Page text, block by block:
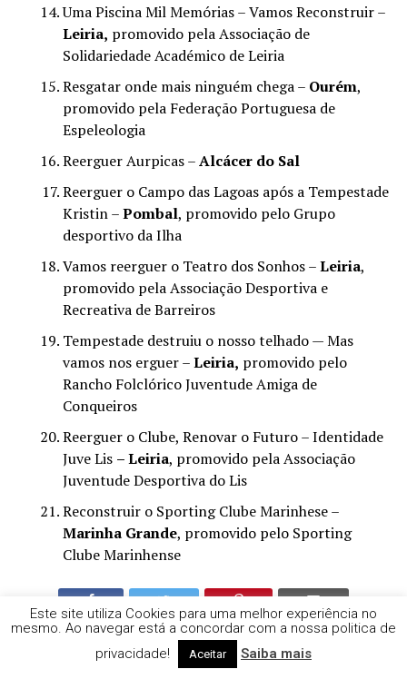
Uma Piscina Mil Memórias – Vamos Reconstruir –
Leiria, promovido pela Associação de
Solidariedade Académico de Leiria
Resgatar onde mais ninguém chega – Ourém,
promovido pela Federação Portuguesa de
Espeleologia
Reerguer Aurpicas –Alcácer do Sal
Reerguer o Campo das Lagoas após a Tempestade
Kristin –Pombal, promovido pelo Grupo
desportivo da Ilha
Vamos reerguer o Teatro dos Sonhos –Leiria,
promovido pela Associação Desportiva e
Recreativa de Barreiros
Tempestade destruiu o nosso telhado — Mas
vamos nos erguer –Leiria, promovido pelo
Rancho Folclórico Juventude Amiga de
Conqueiros
Reerguer o Clube, Renovar o Futuro – Identidade
Juve Lis – Leiria, promovido pela Associação
Juventude Desportiva do Lis
Reconstruir o Sporting Clube Marinhese –
Marinha Grande, promovido pelo Sporting
Clube Marinhense
NOTÍCIAS RELACCIONADAS DESTAQUE
Este site utiliza Cookies para uma melhor experiência no
mesmo. Ao navegar está a concordar com a nossa politica de
privacidade!
Aceitar Saiba mais